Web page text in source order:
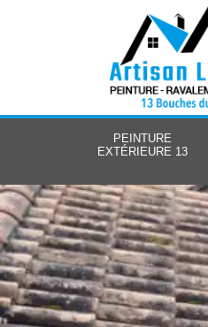
PEINTURE
EXTÉRIEURE 13